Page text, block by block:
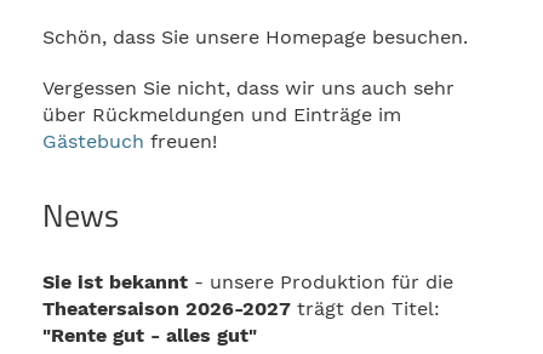
Schön, dass Sie unsere Homepage besuchen.
Vergessen Sie nicht, dass wir uns auch sehr
über Rückmeldungen und Einträge im
Gästebuch freuen!
News
Sie ist bekannt - unsere Produktion für die
Theatersaison 2026-2027 trägt den Titel:
"Rente gut - alles gut"